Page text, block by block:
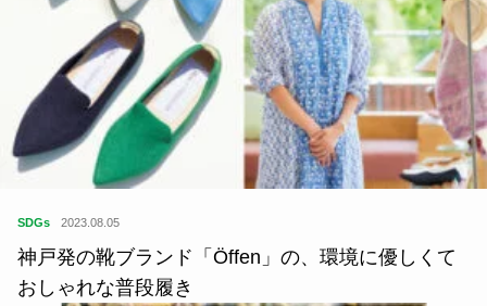
SDGs 2023.08.05
神戸発の靴ブランド「Öffen」の、環境に優しくて
おしゃれな普段履き